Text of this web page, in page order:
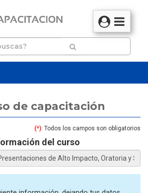
de capacitación
(*): Todos los campos son obligatorios
del curso